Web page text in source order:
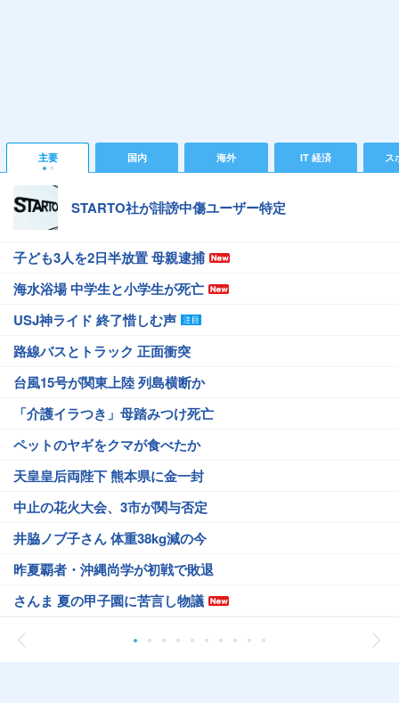
主要 国内 海外 IT 経済 ス
STARTO社が誹謗中傷ユーザー特定
子ども3人を2日半放置 母親逮捕
海水浴場 中学生と小学生が死亡
USJ神ライド 終了惜しむ声
路線バスとトラック 正面衝突
台風15号が関東上陸 列島横断か
「介護イラつき」母踏みつけ死亡
ペットのヤギをクマが食べたか
天皇皇后両陛下 熊本県に金一封
中止の花火大会、3市が関与否定
井脇ノブ子さん 体重38kg減の今
昨夏覇者・沖縄尚学が初戦で敗退
さんま 夏の甲子園に苦言し物議